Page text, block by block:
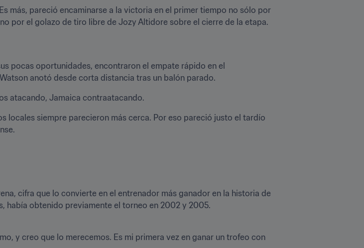
más, pareció encaminarse a la victoria en el primer tiempo no sólo por
por el golazo de tiro libre de Jozy Altidore sobre el cierre de la etapa.
pocas oportunidades, encontraron el empate rápido en el
anotó desde corta distancia tras un balón parado.
atacando, Jamaica contraatacando.
locales siempre parecieron más cerca. Por eso pareció justo el tardío
cifra que lo convierte en el entrenador más ganador en la historia de
había obtenido previamente el torneo en 2002 y 2005.
y creo que lo merecemos. Es mi primera vez en ganar un trofeo con